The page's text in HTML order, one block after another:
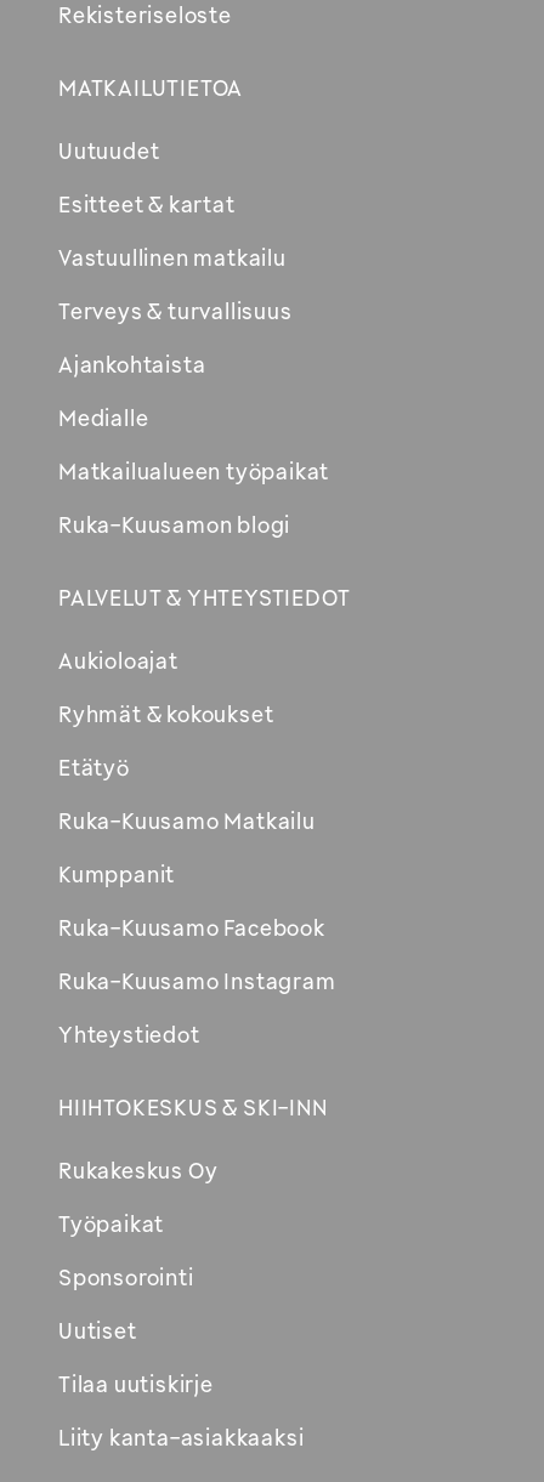
Rekisteriseloste
MATKAILUTIETOA
Uutuudet
Esitteet & kartat
Vastuullinen matkailu
Terveys & turvallisuus
Ajankohtaista
Medialle
Matkailualueen työpaikat
Ruka-Kuusamon blogi
PALVELUT & YHTEYSTIEDOT
Aukioloajat
Ryhmät & kokoukset
Etätyö
Ruka-Kuusamo Matkailu
Kumppanit
Ruka-Kuusamo Facebook
Ruka-Kuusamo Instagram
Yhteystiedot
HIIHTOKESKUS & SKI-INN
Rukakeskus Oy
Työpaikat
Sponsorointi
Uutiset
Tilaa uutiskirje
Liity kanta-asiakkaaksi